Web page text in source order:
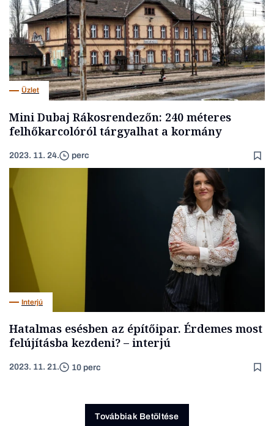
Üzlet
Mini Dubaj Rákosrendezőn: 240 méteres
felhőkarcolóról tárgyalhat a kormány
2023. 11. 24. perc
Interjú
Hatalmas esésben az építőipar. Érdemes most
felújításba kezdeni? – interjú
2023. 11. 21. 10 perc
Továbbiak Betöltése